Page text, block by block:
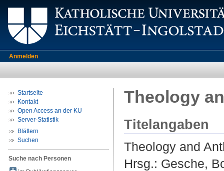
Anmelden
Startseite
Kontakt
Open Access an der KU
Server-Statistik
Blättern
Suchen
Suche nach Personen
Theology
Titelangaben
Theology and
Hrsg.: Gesche,